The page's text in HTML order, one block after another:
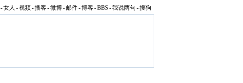
-女人 -视频-播客-微博-邮件-博客-BBS -我说两句 -搜狗